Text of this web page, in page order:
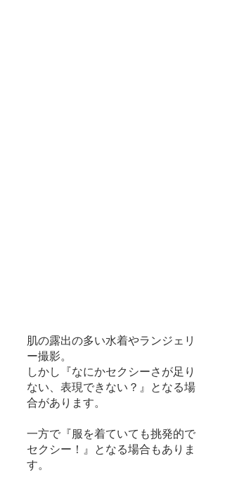
肌の露出の多い水着やランジェリ
ー撮影。
しかし『なにかセクシーさが足り
ない、表現できない？』となる場
合があります。
一方で『服を着ていても挑発的で
セクシー！』となる場合もありま
す。